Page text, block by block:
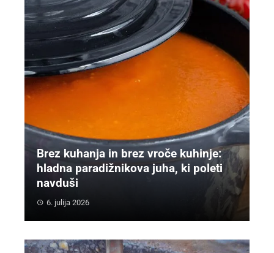
Brez kuhanja in brez vroče kuhinje:
hladna paradižnikova juha, ki poleti
navduši
6. julija 2026